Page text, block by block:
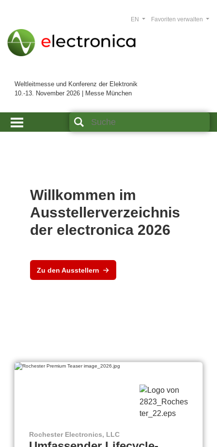
Weltleitmesse und Konferenz der Elektronik
10.-13. November 2026 | Messe München
Favoriten verwalten
EN
Willkommen im
Ausstellerverzeichnis
der electronica 2026
Zu den Ausstellern
Rochester Electronics, LLC